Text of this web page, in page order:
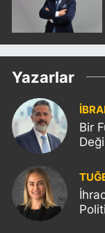
Yazarlar
Bir